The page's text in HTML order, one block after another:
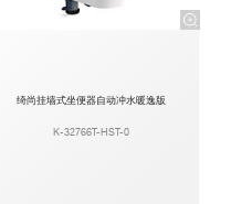
绮尚挂墙式坐便器自动冲水暖逸版
K-32766T-HST-0